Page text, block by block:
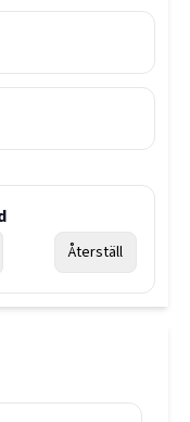
Återställ